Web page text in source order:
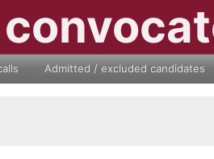
Admitted / excluded candidates